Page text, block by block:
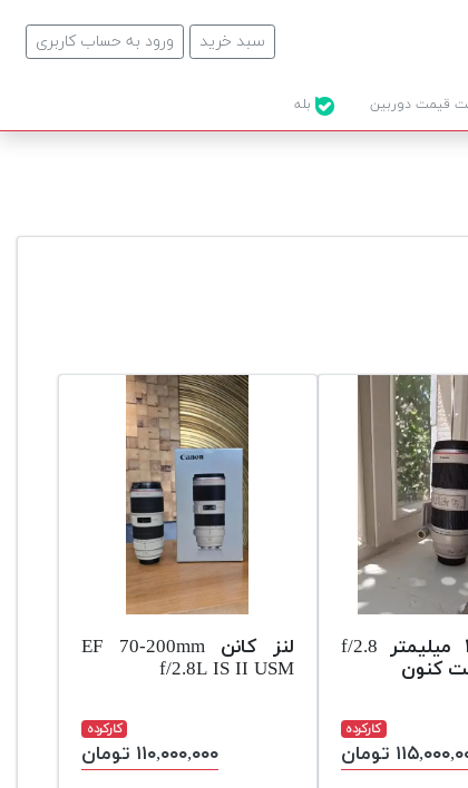
ورود به حساب کاربری سبد خرید
قیمت دوربین
لنز ۷۰-۲۰۰ میلیمتر f/2.8
کارکرده
تومان
لنز کانن EF 70-200mm
f/2.8L IS II USM
کارکرده
۱۱۰,۰۰۰,۰۰۰ تومان